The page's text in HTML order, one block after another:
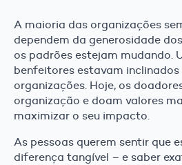
A maioria das organizações
dependem da generosidade
os padrões estejam mudando.
benfeitores estavam
organizações. Hoje, os
organização e doam valores
maximizar o seu impacto.
As pessoas querem sentir que
diferença tangível – e saber